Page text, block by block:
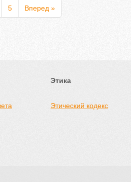
5 Вперед »
Этика
Этический кодекс